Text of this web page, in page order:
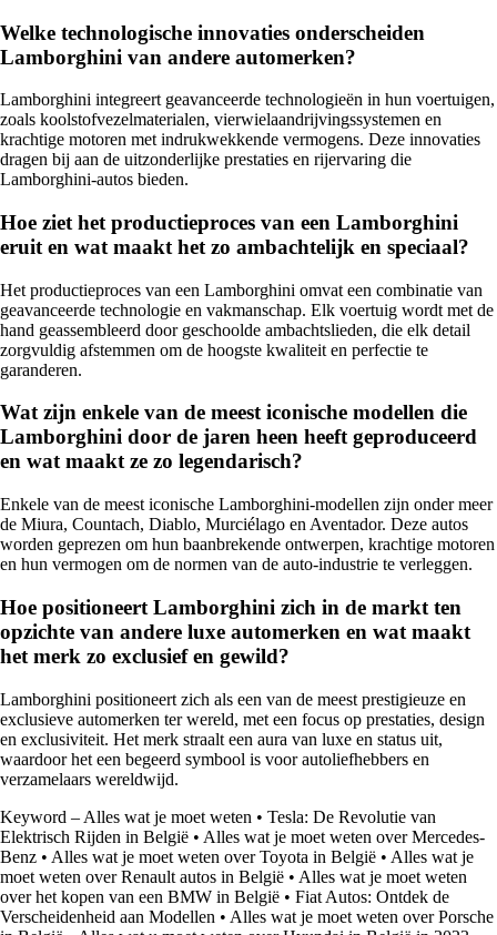
Welke technologische innovaties onderscheiden
Lamborghini van andere automerken?
Lamborghini integreert geavanceerde technologieën in hun voertuigen,
zoals koolstofvezelmaterialen, vierwielaandrijvingssystemen en
krachtige motoren met indrukwekkende vermogens. Deze innovaties
dragen bij aan de uitzonderlijke prestaties en rijervaring die
Lamborghini-autos bieden.
Hoe ziet het productieproces van een Lamborghini
eruit en wat maakt het zo ambachtelijk en speciaal?
Het productieproces van een Lamborghini omvat een combinatie van
geavanceerde technologie en vakmanschap. Elk voertuig wordt met de
hand geassembleerd door geschoolde ambachtslieden, die elk detail
zorgvuldig afstemmen om de hoogste kwaliteit en perfectie te
garanderen.
Wat zijn enkele van de meest iconische modellen die
Lamborghini door de jaren heen heeft geproduceerd
en wat maakt ze zo legendarisch?
Enkele van de meest iconische Lamborghini-modellen zijn onder meer
de Miura, Countach, Diablo, Murciélago en Aventador. Deze autos
worden geprezen om hun baanbrekende ontwerpen, krachtige motoren
en hun vermogen om de normen van de auto-industrie te verleggen.
Hoe positioneert Lamborghini zich in de markt ten
opzichte van andere luxe automerken en wat maakt
het merk zo exclusief en gewild?
Lamborghini positioneert zich als een van de meest prestigieuze en
exclusieve automerken ter wereld, met een focus op prestaties, design
en exclusiviteit. Het merk straalt een aura van luxe en status uit,
waardoor het een begeerd symbool is voor autoliefhebbers en
verzamelaars wereldwijd.
Keyword – Alles wat je moet weten • Tesla: De Revolutie van
Elektrisch Rijden in België • Alles wat je moet weten over Mercedes-
Benz • Alles wat je moet weten over Toyota in België • Alles wat je
moet weten over Renault autos in België • Alles wat je moet weten
over het kopen van een BMW in België • Fiat Autos: Ontdek de
Verscheidenheid aan Modellen • Alles wat je moet weten over Porsche